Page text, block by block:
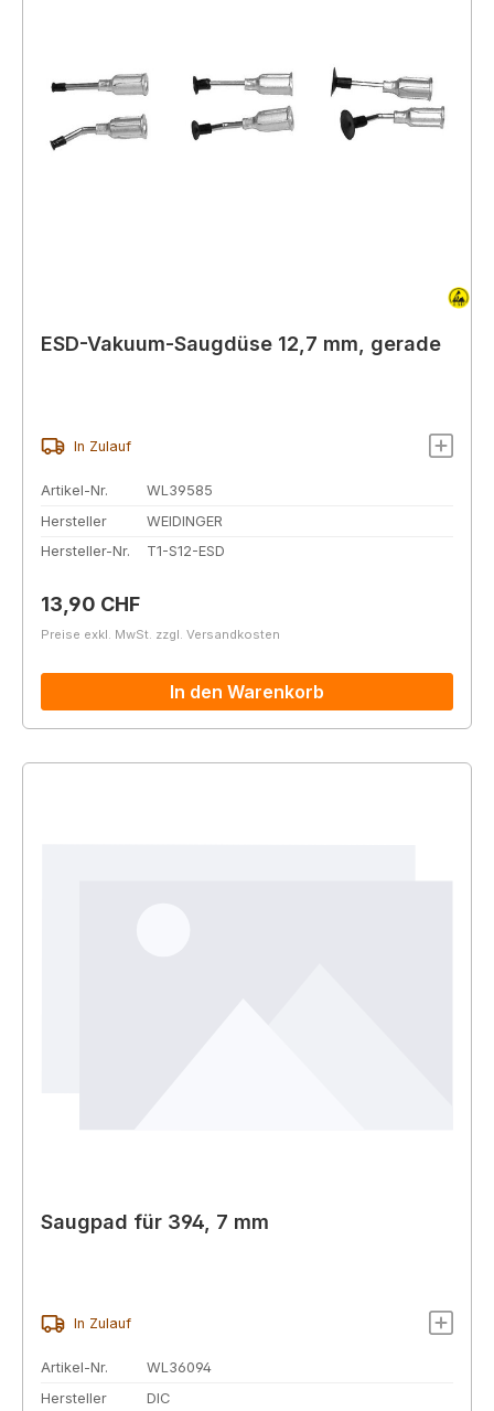
ESD-Vakuum-Saugdüse 12,7 mm, gerade
In Zulauf
Artikel-Nr.
WL39585
Hersteller
WEIDINGER
Hersteller-Nr.
T1-S12-ESD
Regulärer Preis:
13,90 CHF
Preise exkl. MwSt. zzgl. Versandkosten
In den Warenkorb
Saugpad für 394, 7 mm
In Zulauf
Artikel-Nr.
WL36094
Hersteller
DIC